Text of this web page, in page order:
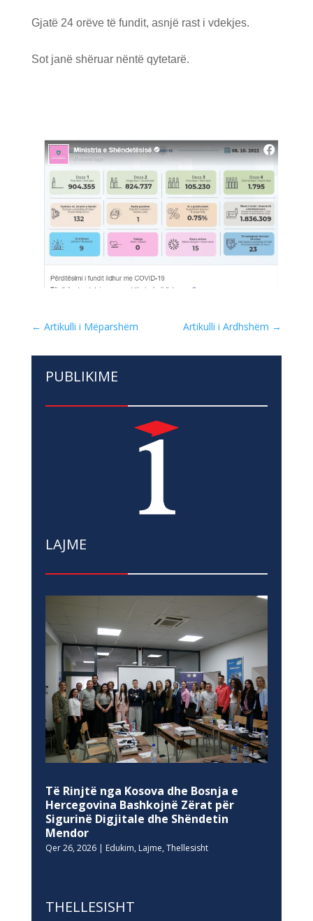
Gjatë 24 orëve të fundit, asnjë rast i vdekjes.
Sot janë shëruar nëntë qytetarë.
← Artikulli i Mëparshëm Artikulli i Ardhshëm →
PUBLIKIME
LAJME
Të Rinjtë nga Kosova dhe Bosnja e
Hercegovina Bashkojnë Zërat për
Sigurinë Digjitale dhe Shëndetin
Mendor
Qer 26, 2026| Edukim, Lajme, Thellesisht
THELLESISHT